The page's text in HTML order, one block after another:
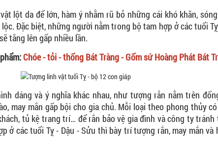
lột da để lớn, hàm ý nhằm rũ bỏ những cái khó khăn,
Đặc biệt, những người nằm trong bộ tam hợp ở các tuổi
tăng lên gấp nhiều lần.
Chóe - tỏi - thống Bát Tràng - Gốm sứ Hoàng Phát Bát
dáng và ý nghĩa khác nhau, như tượng rắn nằm trên
may mắn gấp bội cho gia chủ. Mỗi loại theo phong thủy
tủ kệ trang trí… để rắn bảo vệ gia đình và công ty tránh
ở các tuổi Tỵ - Dậu - Sửu thì bày trí tượng rắn, may mắn và